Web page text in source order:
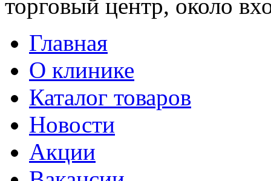
торговый центр, около
Главная
О клинике
Каталог товаров
Новости
Акции